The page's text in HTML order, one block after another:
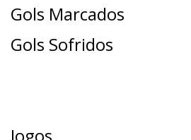
Gols Marcados
Gols Sofridos